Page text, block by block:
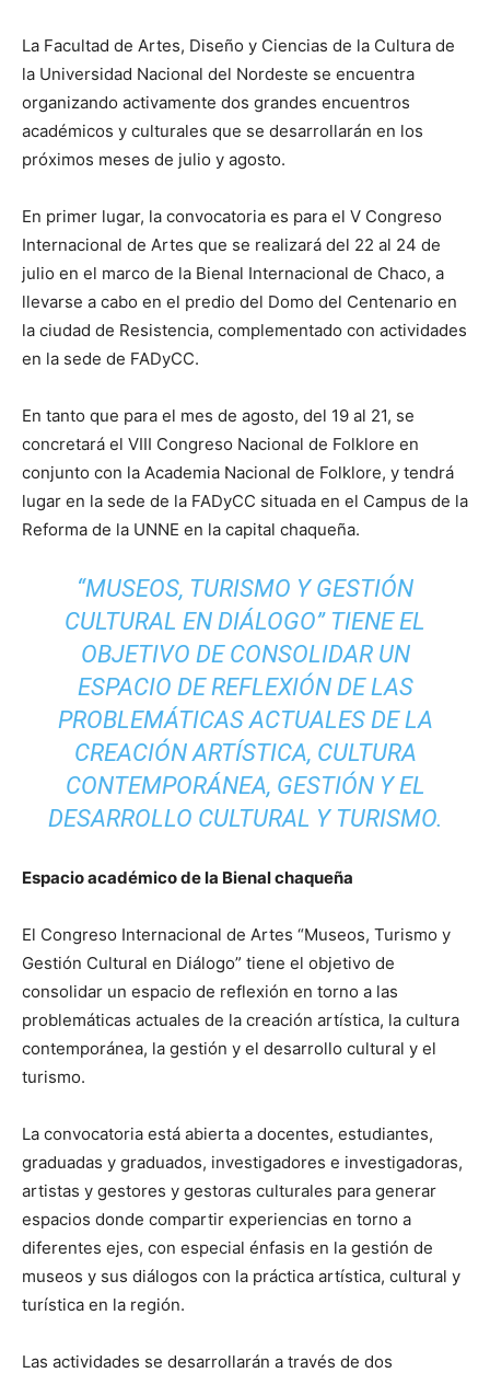
La Facultad de Artes, Diseño y Ciencias de la Cultura de
la Universidad Nacional del Nordeste se encuentra
organizando activamente dos grandes encuentros
académicos y culturales que se desarrollarán en los
próximos meses de julio y agosto.
En primer lugar, la convocatoria es para el V Congreso
Internacional de Artes que se realizará del 22 al 24 de
julio en el marco de la Bienal Internacional de Chaco, a
llevarse a cabo en el predio del Domo del Centenario en
la ciudad de Resistencia, complementado con actividades
en la sede de FADyCC.
En tanto que para el mes de agosto, del 19 al 21, se
concretará el VIII Congreso Nacional de Folklore en
conjunto con la Academia Nacional de Folklore, y tendrá
lugar en la sede de la FADyCC situada en el Campus de la
Reforma de la UNNE en la capital chaqueña.
“MUSEOS, TURISMO Y GESTIÓN
CULTURAL EN DIÁLOGO” TIENE EL
OBJETIVO DE CONSOLIDAR UN
ESPACIO DE REFLEXIÓN DE LAS
PROBLEMÁTICAS ACTUALES DE LA
CREACIÓN ARTÍSTICA, CULTURA
CONTEMPORÁNEA, GESTIÓN Y EL
DESARROLLO CULTURAL Y TURISMO.
Espacio académico de la Bienal chaqueña
El Congreso Internacional de Artes “Museos, Turismo y
Gestión Cultural en Diálogo” tiene el objetivo de
consolidar un espacio de reflexión en torno a las
problemáticas actuales de la creación artística, la cultura
contemporánea, la gestión y el desarrollo cultural y el
turismo.
La convocatoria está abierta a docentes, estudiantes,
graduadas y graduados, investigadores e investigadoras,
artistas y gestores y gestoras culturales para generar
espacios donde compartir experiencias en torno a
diferentes ejes, con especial énfasis en la gestión de
museos y sus diálogos con la práctica artística, cultural y
turística en la región.
Las actividades se desarrollarán a través de dos